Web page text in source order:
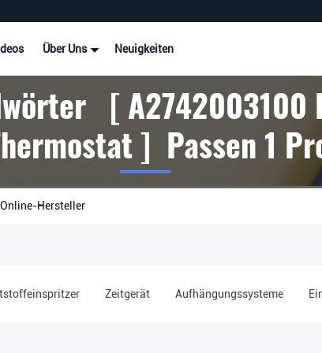
Über Uns Neuigkeiten
[ A2742003100
] Passen 1
Hersteller
Zeitgerät Aufhängungssysteme